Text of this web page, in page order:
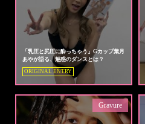
「乳圧と尻圧に酔っちゃう」Gカップ葉月
あやが語る、魅惑のダンスとは？
ORIGINAL ENTRY
Gravure